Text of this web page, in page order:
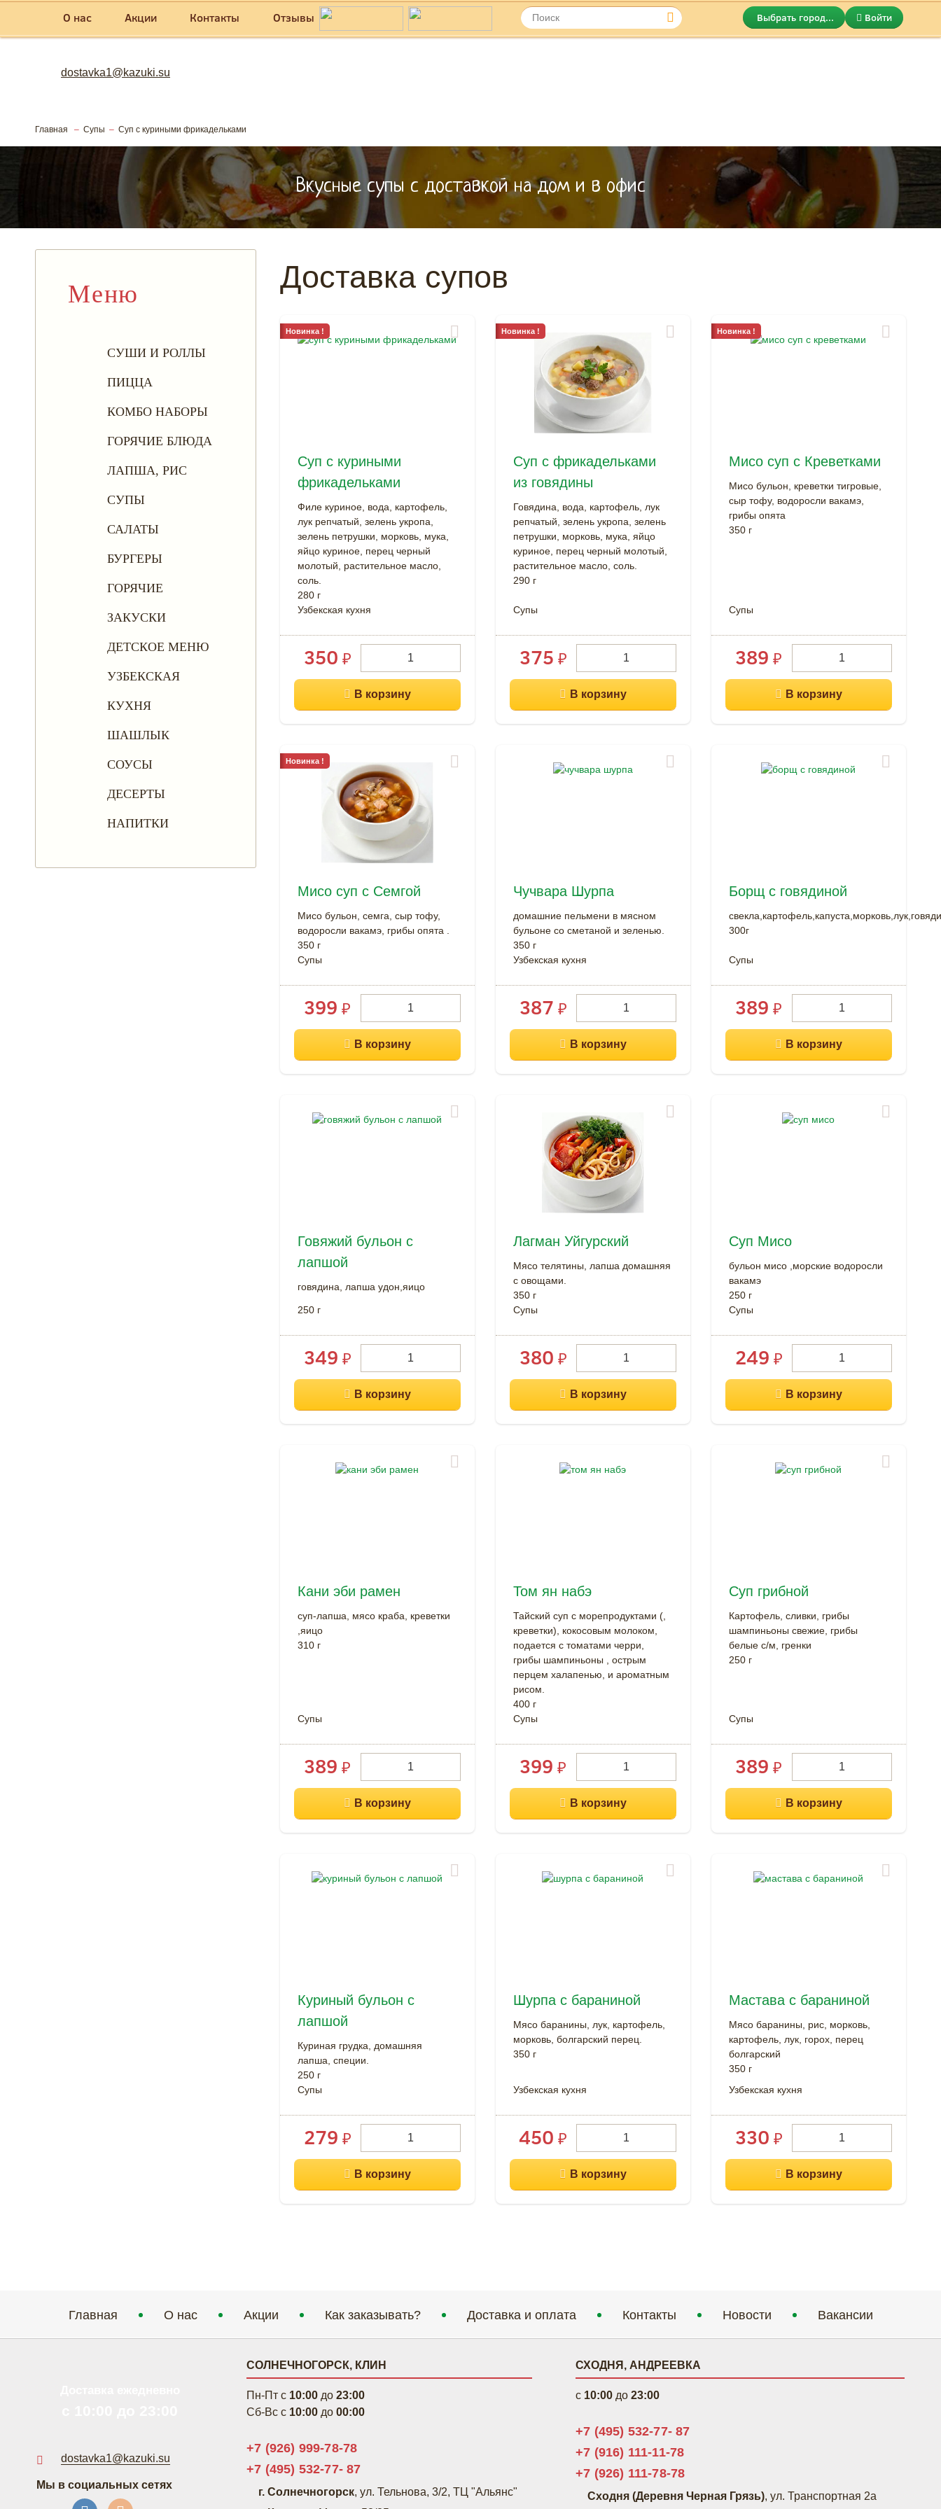
О нас Акции Контакты Отзывы Выбрать город... Войти
dostavka1@kazuki.su
Главная Супы Суп с куриными фрикадельками
Вкусные супы с доставкой на дом и в офис
Меню
СУШИ И РОЛЛЫ
ПИЦЦА
КОМБО НАБОРЫ
ГОРЯЧИЕ БЛЮДА
ЛАПША, РИС
СУПЫ
САЛАТЫ
БУРГЕРЫ
ГОРЯЧИЕ
ЗАКУСКИ
ДЕТСКОЕ МЕНЮ
УЗБЕКСКАЯ
КУХНЯ
ШАШЛЫК
СОУСЫ
ДЕСЕРТЫ
НАПИТКИ
Доставка супов
Суп с куриными
фрикадельками
Филе куриное, вода, картофель,
лук репчатый, зелень укропа,
зелень петрушки, морковь, мука,
яйцо куриное, перец черный
молотый, растительное масло,
соль.
280 г
Узбекская кухня
350 ₽
Новинка !
Суп с фрикадельками
из говядины
Говядина, вода, картофель, лук
репчатый, зелень укропа, зелень
петрушки, морковь, мука, яйцо
куриное, перец черный молотый,
растительное масло, соль.
290 г
Супы
375 ₽
Новинка !
Мисо суп с Креветками
Мисо бульон, креветки тигровые,
сыр тофу, водоросли вакамэ,
грибы опята
350 г
Супы
389 ₽
Новинка !
Мисо суп с Семгой
Мисо бульон, семга, сыр тофу,
водоросли вакамэ, грибы опята .
350 г
Супы
399 ₽
Новинка !
Чучвара Шурпа
домашние пельмени в мясном
бульоне со сметаной и зеленью.
350 г
Узбекская кухня
387 ₽
Борщ с говядиной
300г
Супы
389 ₽
Говяжий бульон с
лапшой
говядина, лапша удон,яицо
250 г
349 ₽
Лагман Уйгурский
Мясо телятины, лапша домашняя
с овощами.
350 г
Супы
380 ₽
Суп Мисо
бульон мисо ,морские водоросли
вакамэ
250 г
Супы
249 ₽
Кани эби рамен
суп-лапша, мясо краба, креветки
,яицо
310 г
Супы
389 ₽
Том ян набэ
Тайский суп с морепродуктами (,
креветки), кокосовым молоком,
подается с томатами черри,
грибы шампиньоны , острым
перцем халапенью, и ароматным
рисом.
400 г
Супы
399 ₽
Суп грибной
Картофель, сливки, грибы
шампиньоны свежие, грибы
белые с/м, гренки
250 г
Супы
389 ₽
Куриный бульон с
лапшой
Куриная грудка, домашняя
лапша, специи.
250 г
Супы
279 ₽
Шурпа с бараниной
Мясо баранины, лук, картофель,
морковь, болгарский перец.
350 г
Узбекская кухня
450 ₽
Мастава с бараниной
Мясо баранины, рис, морковь,
картофель, лук, горох, перец
болгарский
350 г
Узбекская кухня
330 ₽
Главная О нас Акции Как заказывать? Доставка и оплата Контакты Новости Вакансии
dostavka1@kazuki.su
Мы в социальных сетях
СОЛНЕЧНОГОРСК, КЛИН
Пн-Пт c 10:00 до 23:00
Сб-Вс c 10:00 до 00:00
+7 (926) 999-78-78
+7 (495) 532-77- 87
г. Солнечногорск, ул. Тельнова, 3/2, ТЦ "Альянс"
СХОДНЯ, АНДРЕЕВКА
c 10:00 до 23:00
+7 (495) 532-77- 87
+7 (916) 111-11-78
+7 (926) 111-78-78
Сходня (Деревня Черная Грязь), ул. Транспортная 2а